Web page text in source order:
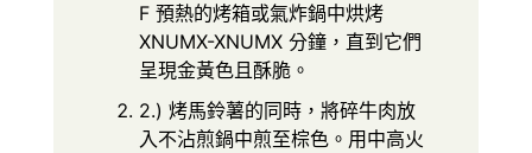
F 預熱的烤箱或氣炸鍋中烘烤
XNUMX-XNUMX 分鐘，直到它們
呈現金黃色且酥脆。
2.) 烤馬鈴薯的同時，將碎牛肉放
入不沾煎鍋中煎至棕色。用中高火